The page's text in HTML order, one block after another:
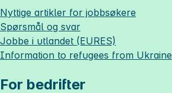
Nyttige artikler for jobbsøkere
Spørsmål og svar
Jobbe i utlandet (EURES)
Information to refugees from Ukraine
For bedrifter